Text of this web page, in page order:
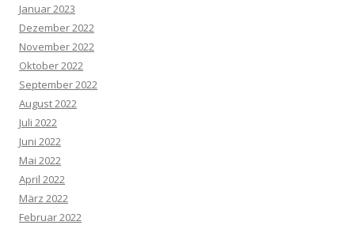
Januar 2023
Dezember 2022
November 2022
Oktober 2022
September 2022
August 2022
Juli 2022
Juni 2022
Mai 2022
April 2022
März 2022
Februar 2022